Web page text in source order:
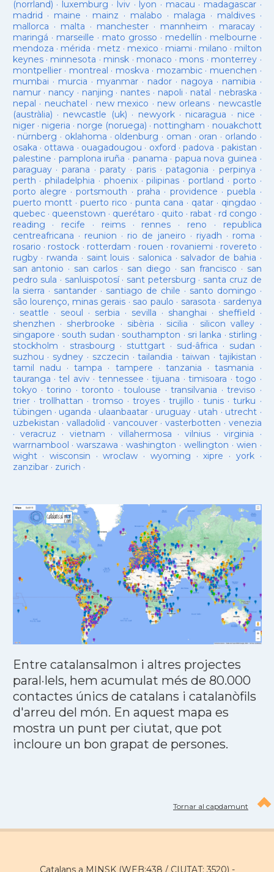
(norrland) · luxemburg · lviv · lyon · macau · madagascar·
madrid · maine · mainz · malabo · malaga · maldives·
mallorca · malta · manchester· mannheim · maracay·
maringá · marseille · mato grosso · medellín · melbourne ·
mendoza · mérida · metz · mexico · miami · milano · milton
keynes· minnesota · minsk · monaco · mons · monterrey ·
montpellier· montreal · moskva · mozambic· muenchen ·
mumbai · murcia · myanmar· nador · nagoya · namibia ·
namur· nancy · nanjing · nantes · napoli · natal · nebraska ·
nepal · neuchatel · new mexico · new orleans· newcastle
(austràlia) · newcastle (uk) · newyork· nicaragua · nice ·
niger· nigeria · norge (noruega) · nottingham · nouakchott
· nürnberg · oklahoma · oldenburg · oman · oran · orlando ·
osaka · ottawa · ouagadougou · oxford ·padova ·pakistan ·
palestine · pamplona iruña · panama · papua nova guinea ·
paraguay· parana ·paraty · paris·patagonia · perpinya ·
perth ·philadelphia · phoenix·pilipinas ·portland · porto ·
porto alegre ·portsmouth ·praha · providence ·puebla ·
puerto montt· puerto rico ·punta cana · qatar · qingdao ·
quebec· queenstown · querétaro · quito · rabat · rd congo ·
reading · recife · reims· rennes · reno · republica
centreafricana · reunion · rio de janeiro · riyadh · roma ·
rosario · rostock · rotterdam · rouen · rovaniemi · rovereto ·
rugby· rwanda · saint louis · salonica · salvador de bahia ·
san antonio · san carlos· san diego · san francisco · san
pedro sula · sanluispotosí· sant petersburg · santa cruz de
la sierra · santander · santiago de chile · santo domingo ·
são lourenço, minas gerais · sao paulo · sarasota · sardenya
· seattle · seoul · serbia · sevilla · shanghai · sheffield ·
shenzhen · sherbrooke · sibèria · sicilia · silicon valley ·
singapore · south sudan · southampton · sri lanka · stirling ·
stockholm · strasbourg · stuttgart· sud-âfrica · sudan ·
suzhou · sydney · szczecin ·tailandia ·taiwan · tajikistan ·
tamil nadu ·tampa · tampere · tanzania ·tasmania ·
tauranga ·tel aviv· tennessee ·tijuana ·timisoara ·togo ·
tokyo ·torino ·toronto ·toulouse ·transilvania ·treviso ·
trier· trollhattan · tromso · troyes·trujillo ·tunis ·turku ·
tübingen · uganda · ulaanbaatar · uruguay · utah · utrecht ·
uzbekistan · valladolid · vancouver· vasterbotten · venezia
· veracruz · vietnam · villahermosa ·vilnius ·virginia ·
warrnambool ·warszawa ·washington · wellington · wien ·
wight· wisconsin ·wroclaw · wyoming ·xipre · york·
zanzibar· zurich ·
Entre catalansalmon i altres projectes
paral·lels, hem acumulat més de 80.000
contactes únics de catalans i catalanòfils
d'arreu del món. En aquest mapa es
mostra un punt per ciutat, que pot
incloure un bon grapat de persones.
Tornar al capdamunt
Catalans a MINSK (WEB:438 / CIUTAT: 3520) -